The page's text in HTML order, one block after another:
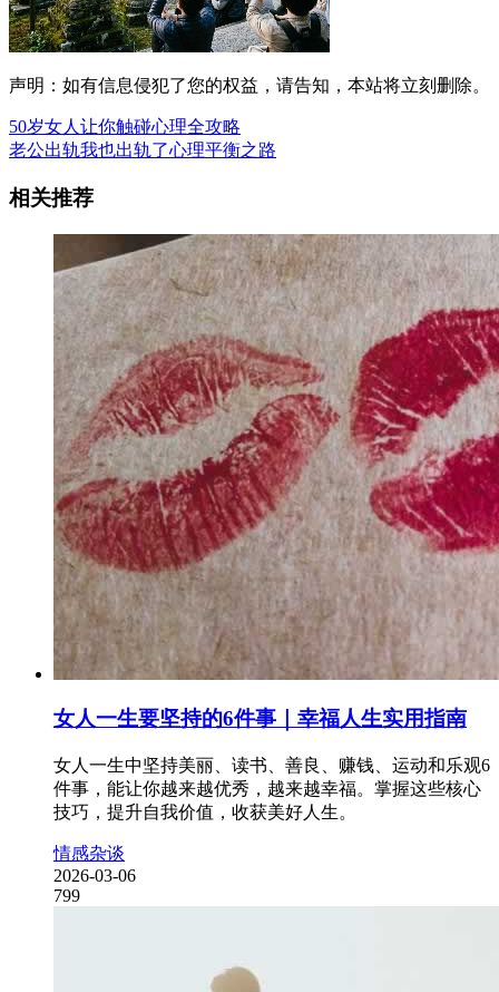
声明：如有信息侵犯了您的权益，请告知，本站将立刻删除。
50岁女人让你触碰心理全攻略
老公出轨我也出轨了心理平衡之路
相关推荐
女人一生要坚持的6件事｜幸福人生实用指南
女人一生中坚持美丽、读书、善良、赚钱、运动和乐观6
件事，能让你越来越优秀，越来越幸福。掌握这些核心
技巧，提升自我价值，收获美好人生。
情感杂谈
2026-03-06
799